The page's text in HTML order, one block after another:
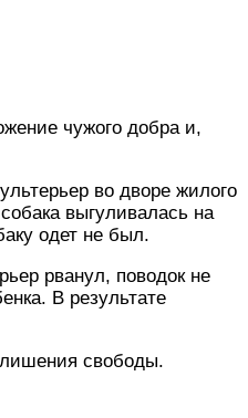
чужого добра и,
во дворе жилого
выгуливалась на
одет не был.
рванул, поводок не
В результате
свободы.